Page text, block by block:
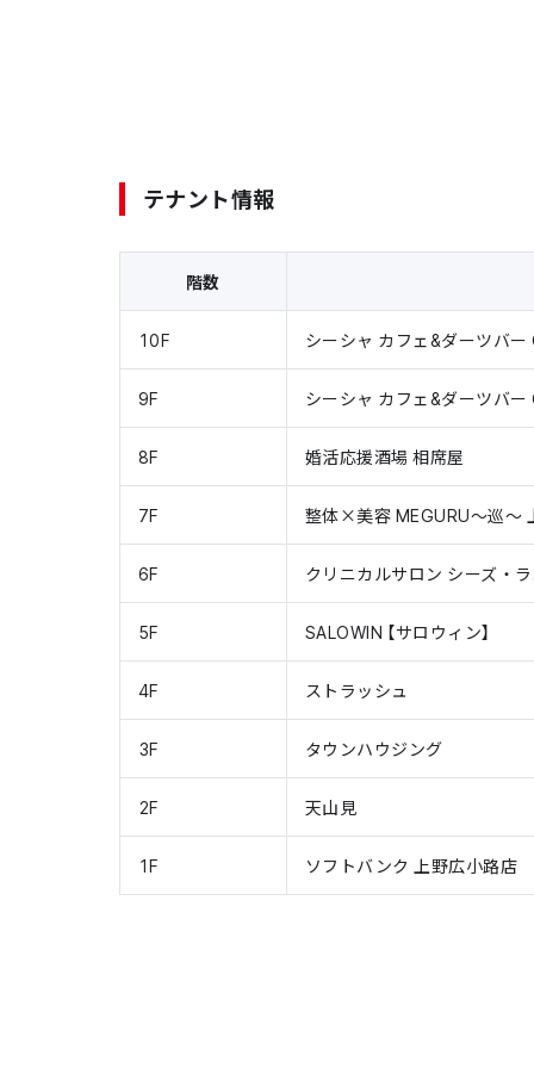
テナント情報
階数
10F シーシャ カフェ&ダーツバー
9F シーシャ カフェ&ダーツバー
8F 婚活応援酒場 相席屋
7F 整体×美容 MEGURU～巡～
6F クリニカルサロン シーズ・
5F SALOWIN【サロウィン】
4F ストラッシュ
3F タウンハウジング
2F 天山見
1F ソフトバンク 上野広小路店